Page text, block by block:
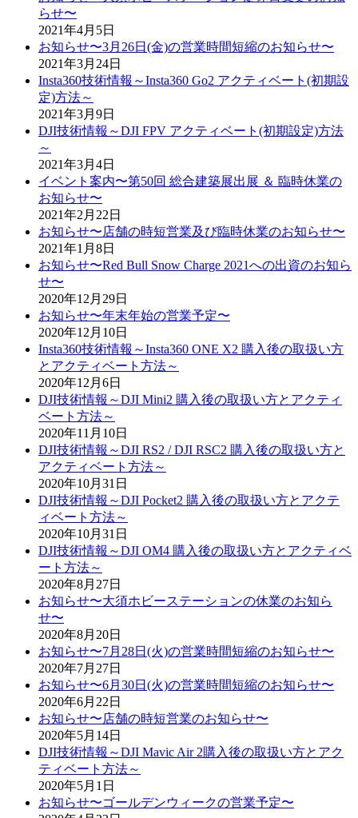
らせ〜
2021年4月5日
お知らせ〜3月26日(金)の営業時間短縮のお知らせ〜
2021年3月24日
Insta360技術情報～Insta360 Go2 アクティベート(初期設
定)方法～
2021年3月9日
DJI技術情報～DJI FPV アクティベート(初期設定)方法
～
2021年3月4日
イベント案内〜第50回 総合建築展出展 ＆ 臨時休業の
お知らせ〜
2021年2月22日
お知らせ〜店舗の時短営業及び臨時休業のお知らせ〜
2021年1月8日
お知らせ〜Red Bull Snow Charge 2021への出資のお知ら
せ〜
2020年12月29日
お知らせ〜年末年始の営業予定〜
2020年12月10日
Insta360技術情報～Insta360 ONE X2 購入後の取扱い方
とアクティベート方法～
2020年12月6日
DJI技術情報～DJI Mini2 購入後の取扱い方とアクティ
ベート方法～
2020年11月10日
DJI技術情報～DJI RS2 / DJI RSC2 購入後の取扱い方と
アクティベート方法～
2020年10月31日
DJI技術情報～DJI Pocket2 購入後の取扱い方とアクテ
ィベート方法～
2020年10月31日
DJI技術情報～DJI OM4 購入後の取扱い方とアクティベ
ート方法～
2020年8月27日
お知らせ〜大須ホビーステーションの休業のお知ら
せ〜
2020年8月20日
お知らせ〜7月28日(火)の営業時間短縮のお知らせ〜
2020年7月27日
お知らせ〜6月30日(火)の営業時間短縮のお知らせ〜
2020年6月22日
お知らせ〜店舗の時短営業のお知らせ〜
2020年5月14日
DJI技術情報～DJI Mavic Air 2購入後の取扱い方とアク
ティベート方法～
2020年5月1日
お知らせ〜ゴールデンウィークの営業予定〜